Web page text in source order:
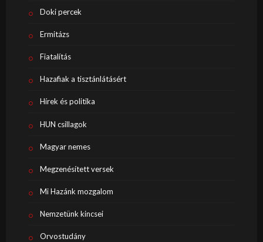
Doki percek
Ermitázs
Fiatalítás
Hazafiak a tisztánlátásért
Hírek és politika
HUN csillagok
Magyar nemes
Megzenésített versek
Mi Hazánk mozgalom
Nemzetünk kincsei
Orvostudány